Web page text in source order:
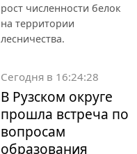
рост численности белок
на территории
лесничества.
Сегодня в 16:24:28
В Рузском округе
прошла встреча по
вопросам
образования